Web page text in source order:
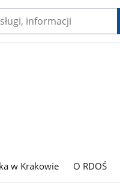
w Krakowie O RDOŚ